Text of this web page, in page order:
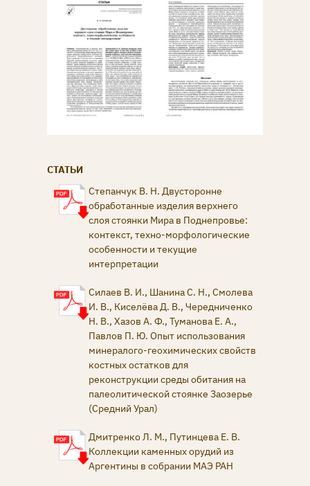
СТАТЬИ
Степанчук В. Н. Двусторонне
обработанные изделия верхнего
слоя стоянки Мира в Поднепровье:
контекст, техно-морфологические
особенности и текущие
интерпретации
Силаев В. И., Шанина С. Н., Смолева
И. В., Киселёва Д. В., Чередниченко
Н. В., Хазов А. Ф., Туманова Е. А.,
Павлов П. Ю. Опыт использования
минералого-геохимических свойств
костных остатков для
реконструкции среды обитания на
палеолитической стоянке Заозерье
(Средний Урал)
Дмитренко Л. М., Путинцева Е. В.
Коллекции каменных орудий из
Аргентины в собрании МАЭ РАН